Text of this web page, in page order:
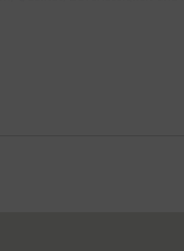
entfallen auf